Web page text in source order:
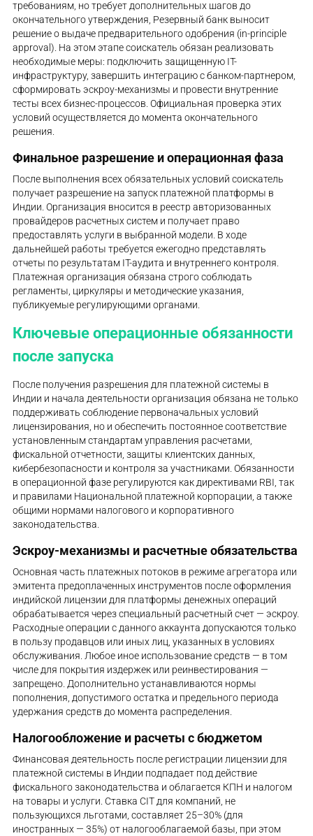
требованиям, но требует дополнительных шагов до
окончательного утверждения, Резервный банк выносит
решение о выдаче предварительного одобрения (in-principle
approval). На этом этапе соискатель обязан реализовать
необходимые меры: подключить защищенную IT-
инфраструктуру, завершить интеграцию с банком-партнером,
сформировать эскроу-механизмы и провести внутренние
тесты всех бизнес-процессов. Официальная проверка этих
условий осуществляется до момента окончательного
решения.
Финальное разрешение и операционная фаза
После выполнения всех обязательных условий соискатель
получает разрешение на запуск платежной платформы в
Индии. Организация вносится в реестр авторизованных
провайдеров расчетных систем и получает право
предоставлять услуги в выбранной модели. В ходе
дальнейшей работы требуется ежегодно представлять
отчеты по результатам IT-аудита и внутреннего контроля.
Платежная организация обязана строго соблюдать
регламенты, циркуляры и методические указания,
публикуемые регулирующими органами.
Ключевые операционные обязанности
после запуска
После получения разрешения для платежной системы в
Индии и начала деятельности организация обязана не только
поддерживать соблюдение первоначальных условий
лицензирования, но и обеспечить постоянное соответствие
установленным стандартам управления расчетами,
фискальной отчетности, защиты клиентских данных,
кибербезопасности и контроля за участниками. Обязанности
в операционной фазе регулируются как директивами RBI, так
и правилами Национальной платежной корпорации, а также
общими нормами налогового и корпоративного
законодательства.
Эскроу-механизмы и расчетные обязательства
Основная часть платежных потоков в режиме агрегатора или
эмитента предоплаченных инструментов после оформления
индийской лицензии для платформы денежных операций
обрабатывается через специальный расчетный счет — эскроу.
Расходные операции с данного аккаунта допускаются только
в пользу продавцов или иных лиц, указанных в условиях
обслуживания. Любое иное использование средств — в том
числе для покрытия издержек или реинвестирования —
запрещено. Дополнительно устанавливаются нормы
пополнения, допустимого остатка и предельного периода
удержания средств до момента распределения.
Налогообложение и расчеты с бюджетом
Финансовая деятельность после регистрации лицензии для
платежной системы в Индии подпадает под действие
фискального законодательства и облагается КПН и налогом
на товары и услуги. Ставка CIT для компаний, не
пользующихся льготами, составляет 25–30% (для
иностранных — 35%) от налогооблагаемой базы, при этом